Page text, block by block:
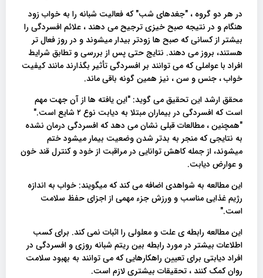
در هر دو گروه ، "جغدهای شب" که فعالیت شبانه را به خواب زود
هنگام و در نتیجه صبح خیزی ترجیح می دهند ، علائم افسردگی را
بیشتر از کسانی که صبح ها زودتر بیدار میشوند و در روز فعال تر
هستند، بروز می دهند. نتایج حتی پس از بررسی و تطابق شرایط
افراد با عواملی که می توانند بر افسردگی تأثیر بگذارند مانند کیفیت
خواب ، جنس و سن ، نیز همین گونه باقی ماند.
محقق ارشد این تحقیق می گوید: "این یافته ها از آن جهت مهم
است که افسردگی در بیماران مبتلا به دیابت نوع ۲ شایع است."
"همچنین ، مطالعات قبلی نشان می دهد که افسردگی درمان نشده
به نتایجی که منجر به بدتر شدن وضعیت بیمار میشود ختم
میشوند، از جمله کاهش توانایی در مراقبت از خود و کنترل قند خون
و عوارض دیابت.
این مطالعه به شواهدی اضافه می کند که میگویند: خواب به اندازه
رژیم غذایی مناسب و ورزش جزء مهمی از اجزای حفظ سلامت
است."
این مطالعه رابطه ی علت و معلولی را اثبات نمی کند. برای کسب
اطلاعات بیشتر در مورد رابطه بین ریتم شبانه روزی و افسردگی در
افراد دیابتی برای تعیین راهکارهایی که می توانند به بهبود سلامت
روان کمک کنند ، تحقیقات بیشتری لازم است.